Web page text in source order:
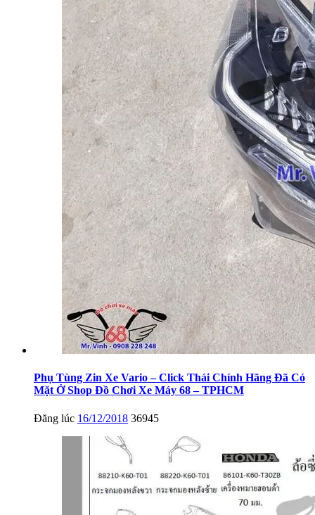
Phụ Tùng Zin Xe Vario – Click Thái Chính Hãng Đã Có
Mặt Ở Shop Đồ Chơi Xe Máy 68 – TPHCM
Đăng lúc 16/12/2018 36945